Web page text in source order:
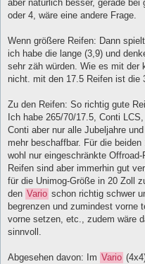
aber natürlich besser, gerade
oder 4, wäre eine andere Frage.
Wenn größere Reifen: Dann
ich habe die lange (3,9) und
sehr zäh würden. Wie es mit der
nicht. mit den 17.5 Reifen ist die
Zu den Reifen: So richtig gute
Ich habe 265/70/17.5, Conti
Conti aber nur alle Jubeljahre
mehr beschaffbar. Für die
wohl nur eingeschränkte
Reifen sind aber immerhin gut
für die Unimog-Größe in 20 Zoll
den Vario schon richtig schwer
begrenzen und zumindest vorne
vorne setzen, etc., zudem wäre
sinnvoll.
Abgesehen davon: Im Vario